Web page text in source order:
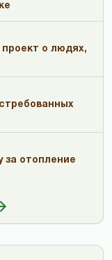
проект о людях,
отопление